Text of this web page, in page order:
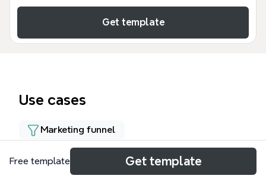
Get template
Use cases
Marketing funnel
About
Free template Get template